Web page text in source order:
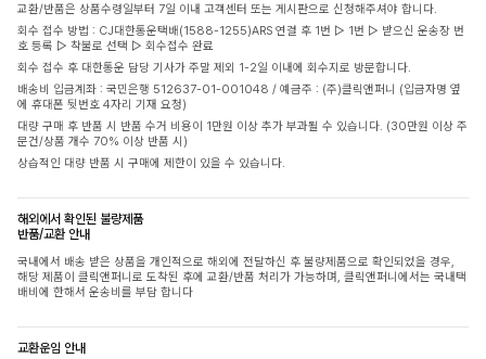
교환/반품은 상품수령일부터 7일 이내 고객센터 또는 게시판으로 신청해주셔야 합니다.
회수 접수 방법 : CJ대한통운택배(1588-1255)ARS 연결 후 1번 ▷ 1번 ▷ 받으신 운송장 번
호 등록 ▷ 착불로 선택 ▷ 회수접수 완료
회수 접수 후 대한통운 담당 기사가 주말 제외 1-2일 이내에 회수지로 방문합니다.
배송비 입금계좌 : 국민은행 512637-01-001048 / 예금주 : (주)클릭앤퍼니 (입금자명 옆
에 휴대폰 뒷번호 4자리 기재 요청)
대량 구매 후 반품 시 반품 수거 비용이 1만원 이상 추가 부과될 수 있습니다. (30만원 이상 주
문건/상품 개수 70% 이상 반품 시)
상습적인 대량 반품 시 구매에 제한이 있을 수 있습니다.
해외에서 확인된 불량제품
반품/교환 안내
국내에서 배송 받은 상품을 개인적으로 해외에 전달하신 후 불량제품으로 확인되었을 경우,
해당 제품이 클릭앤퍼니로 도착된 후에 교환/반품 처리가 가능하며, 클릭앤퍼니에서는 국내택
배비에 한해서 운송비를 부담 합니다
교환운임 안내